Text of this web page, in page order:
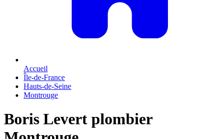
Accueil
Île-de-France
Hauts-de-Seine
Montrouge
Boris Levert plombier